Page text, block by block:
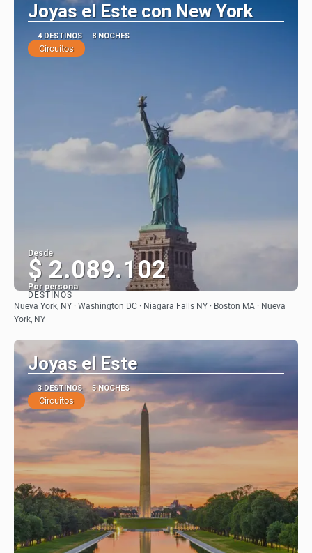
Joyas el Este con New York
4 DESTINOS 8 NOCHES
Circuitos
Desde
$ 2.089.102
Por persona
Ver
DESTINOS
Nueva York, NY · Washington DC · Niagara Falls NY · Boston MA · Nueva
York, NY
Joyas el Este
3 DESTINOS 5 NOCHES
Circuitos